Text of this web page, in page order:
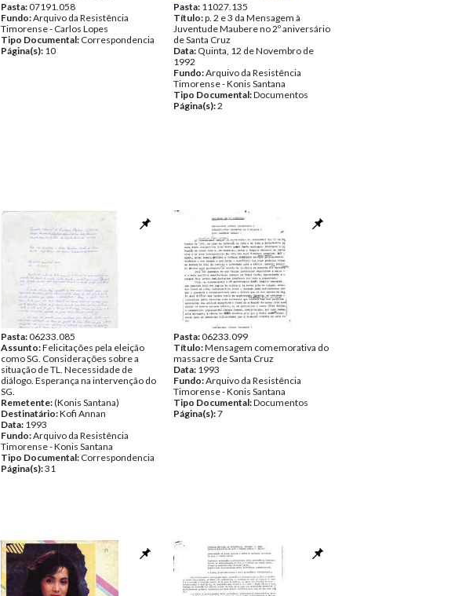
Pasta:07191.058
Fundo:Arquivo da Resistência
Timorense - Carlos Lopes
Tipo Documental: Correspondencia
Página(s): 10
Pasta: 11027.135
Título:p. 2 e 3 da Mensagem à
Juventude Maubere no 2º aniversário
de Santa Cruz
Data: Quinta, 12 de Novembro de
1992
Fundo:Arquivo da Resistência
Timorense - Konis Santana
Tipo Documental:Documentos
Página(s):2
Pasta:06233.085
Assunto:Felicitações pela eleição
como SG. Considerações sobre a
situação de TL. Necessidade de
diálogo. Esperança na intervenção do
SG.
Remetente:(Konis Santana)
Destinatário:Kofi Annan
Data: 1993
Fundo:Arquivo da Resistência
Timorense - Konis Santana
Tipo Documental: Correspondencia
Página(s):31
Pasta:06233.099
Título:Mensagem comemorativa do
massacre de Santa Cruz
Data: 1993
Fundo:Arquivo da Resistência
Timorense - Konis Santana
Tipo Documental:Documentos
Página(s):7